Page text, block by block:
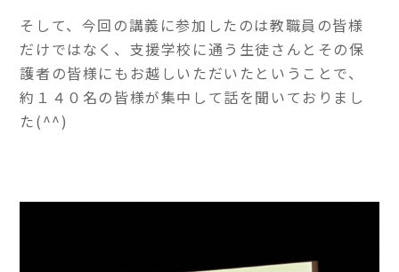
そして、今回の講義に参加したのは教職員の皆様
だけではなく、支援学校に通う生徒さんとその保
護者の皆様にもお越しいただいたということで、
約１４０名の皆様が集中して話を聞いておりまし
た(^^)